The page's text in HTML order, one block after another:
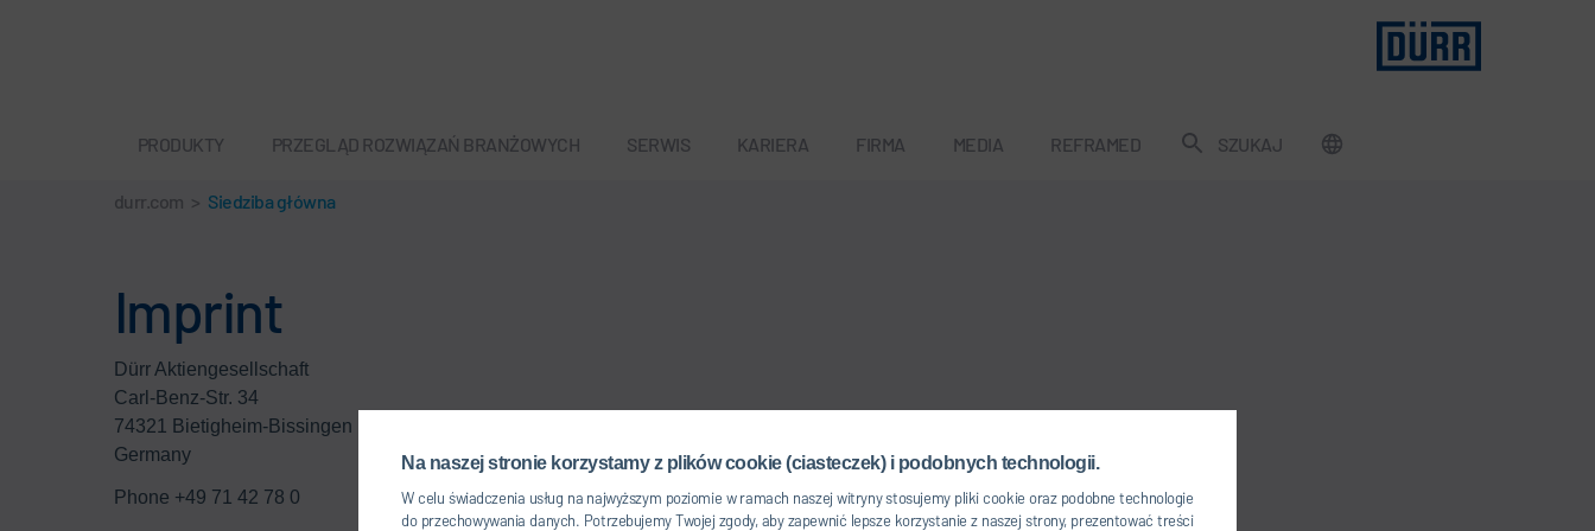
Na naszej stronie korzystamy z plików cookie (ciasteczek) i podobnych technologii.
W celu świadczenia usług na najwyższym poziomie w ramach naszej witryny stosujemy pliki cookie oraz podobne technologie
do przechowywania danych. Potrzebujemy Twojej zgody, aby zapewnić lepsze korzystanie z naszej strony, prezentować treści
PRODUKTY PRZEGLĄD ROZWIĄZAŃ BRANŻOWYCH SERWIS KARIERA FIRMA MEDIA REFRAMED SZUKAJ
durr.com > Siedziba główna
Imprint
Dürr Aktiengesellschaft
Carl-Benz-Str. 34
74321 Bietigheim-Bissingen
Germany
Phone +49 71 42 78 0